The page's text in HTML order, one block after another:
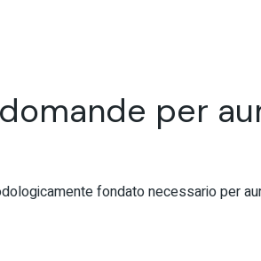
per
fondato necessario per